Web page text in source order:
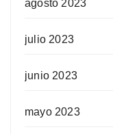
agosto 2023
julio 2023
junio 2023
mayo 2023